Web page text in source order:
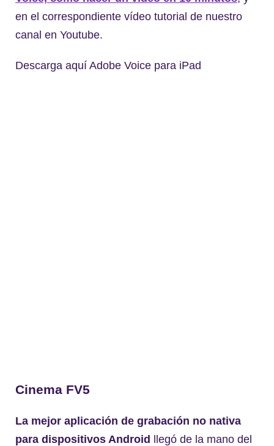
en el correspondiente vídeo tutorial de nuestro
canal en Youtube.
Descarga aquí Adobe Voice para iPad
Cinema FV5
La mejor aplicación de grabación no nativa
para dispositivos Android llegó de la mano del